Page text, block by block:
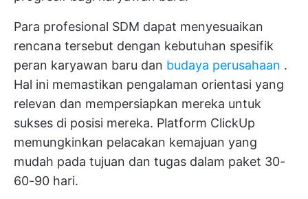
Para profesional SDM dapat menyesuaikan
rencana tersebut dengan kebutuhan spesifik
peran karyawan baru dan budaya perusahaan .
Hal ini memastikan pengalaman orientasi yang
relevan dan mempersiapkan mereka untuk
sukses di posisi mereka. Platform ClickUp
memungkinkan pelacakan kemajuan yang
mudah pada tujuan dan tugas dalam paket 30-
60-90 hari.